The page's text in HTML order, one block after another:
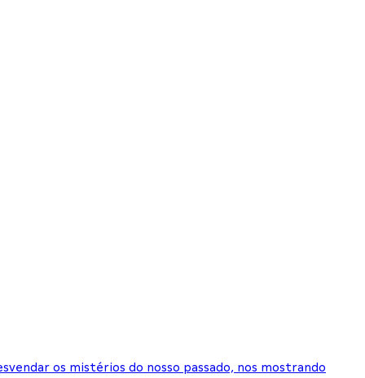
os mistérios do nosso passado, nos mostrando